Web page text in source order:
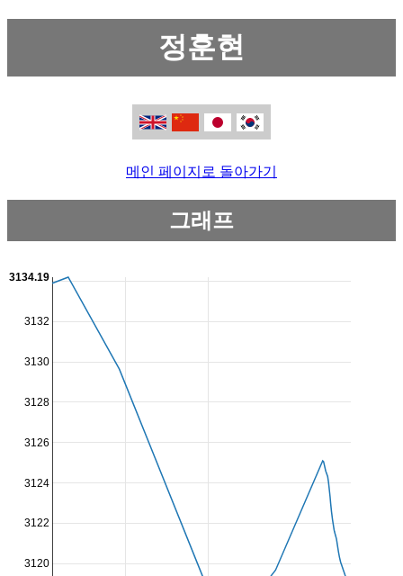
정훈현
메인 페이지로 돌아가기
그래프
3120
3122
3124
3126
3128
3130
3132
3134.19